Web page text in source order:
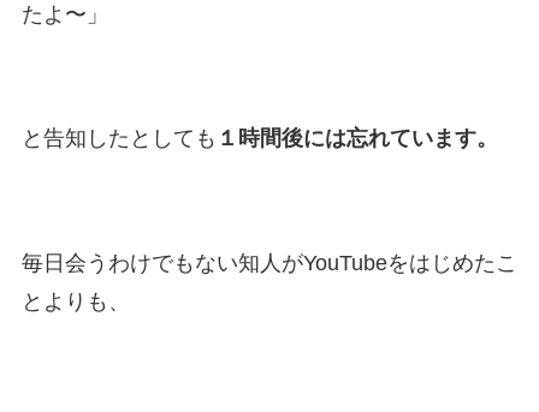
たよ〜」
と告知したとしても １時間後には忘れています。
毎日会うわけでもない知人がYouTubeをはじめたこ
とよりも、